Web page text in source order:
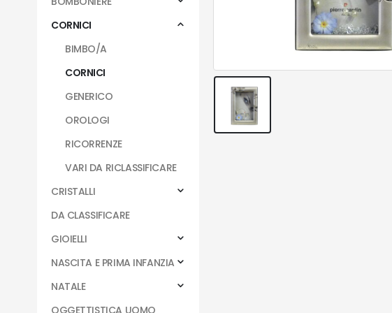
CORNICI
BIMBO/A
CORNICI
GENERICO
OROLOGI
RICORRENZE
VARI DA RICLASSIFICARE
CRISTALLI
DA CLASSIFICARE
GIOIELLI
NASCITA E PRIMA INFANZIA
NATALE
OGGETTISTICA UOMO